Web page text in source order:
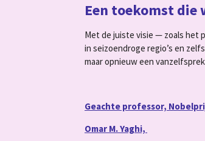
Een toekomst die
Met de juiste visie — zoals het
in seizoendroge regio’s en
maar opnieuw een
Geachte professor,
Omar M. Yaghi,